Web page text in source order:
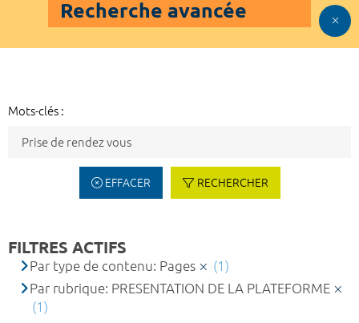
Recherche avancée
Mots-clés :
EFFACER RECHERCHER
FILTRES ACTIFS
Par type de contenu: Pages
(1)
Par rubrique: PRESENTATION DE LA PLATEFORME
(1)